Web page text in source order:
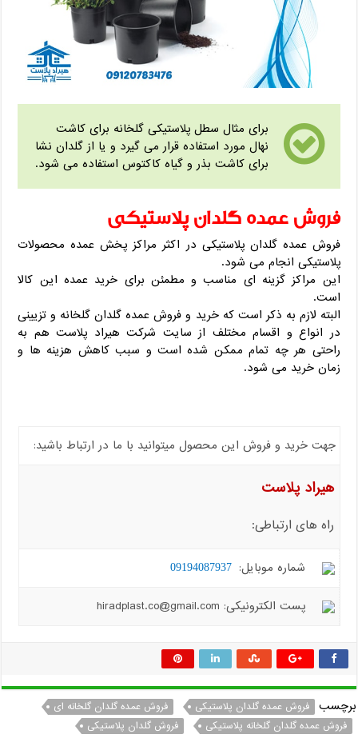
برای مثال سطل پلاستیکی گلخانه برای کاشت
نهال مورد استفاده قرار می گیرد و یا از گلدان نشا
برای کاشت بذر و گیاه کاکتوس استفاده می شود.
فروش عمده گلدان پلاستیکی
فروش عمده گلدان پلاستیکی در اکثر مراکز پخش عمده محصولات
پلاستیکی انجام می شود.
این مراکز گزینه ای مناسب و مطمئن برای خرید عمده این کالا
است.
البته لازم به ذکر است که خرید و فروش عمده گلدان گلخانه و تزیینی
در انواع و اقسام مختلف از سایت شرکت هیراد پلاست هم به
راحتی هر چه تمام ممکن شده است و سبب کاهش هزینه ها و
زمان خرید می شود.
جهت خرید و فروش این محصول میتوانید با ما در ارتباط باشید:
هیراد پلاست
راه های ارتباطی:
شماره موبایل: 09194087937
پست الکترونیکی: hiradplast.co@gmail.com
برچسب فروش عمده گلدان پلاستیکی
فروش عمده گلدان گلخانه ای
فروش عمده گلدان گلخانه پلاستیکی
فروش گلدان پلاستیکی